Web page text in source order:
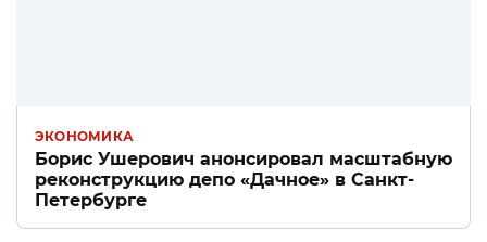
ЭКОНОМИКА
Борис Ушерович анонсировал масштабную
реконструкцию депо «Дачное» в Санкт-
Петербурге